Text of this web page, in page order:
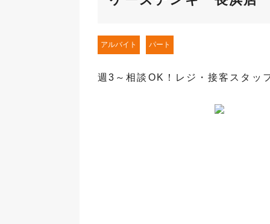
アルバイト パート
週3～相談OK！レジ・接客スタ